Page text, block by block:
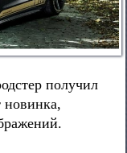
получил
новинка,